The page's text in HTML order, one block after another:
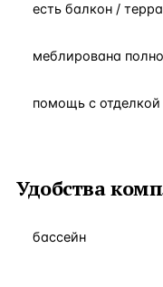
есть балкон /
меблирована
помощь с
Удобства
бассейн